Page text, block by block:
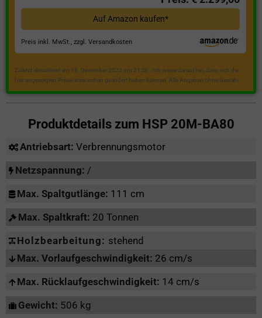
Auf Amazon kaufen*
Preis inkl. MwSt., zzgl. Versandkosten
Zuletzt aktualisiert am 18. Dezember 2023 um 21:50 . Ich weise darauf hin, dass sich die
hier angezeigten Preise inzwischen geändert haben können. Alle Angaben ohne Gewähr.
Produktdetails zum HSP 20M-BA80
Antriebsart: Verbrennungsmotor
Netzspannung: /
Max. Spaltgutlänge: 111 cm
Max. Spaltkraft: 20 Tonnen
Holzbearbeitung: stehend
Max. Vorlaufgeschwindigkeit: 26 cm/s
Max. Rücklaufgeschwindigkeit: 14 cm/s
Gewicht: 506 kg